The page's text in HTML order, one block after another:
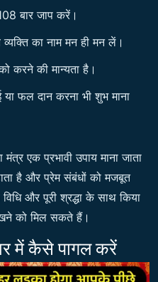
बार जाप करें।
का नाम मन ही मन लें।
करने की मान्यता है।
या फल दान करना भी शुभ माना
एक प्रभावी उपाय माना जाता
है और प्रेम संबंधों को मजबूत
और पूरी श्रद्धा के साथ किया
को मिल सकते हैं।
में कैसे पागल करें